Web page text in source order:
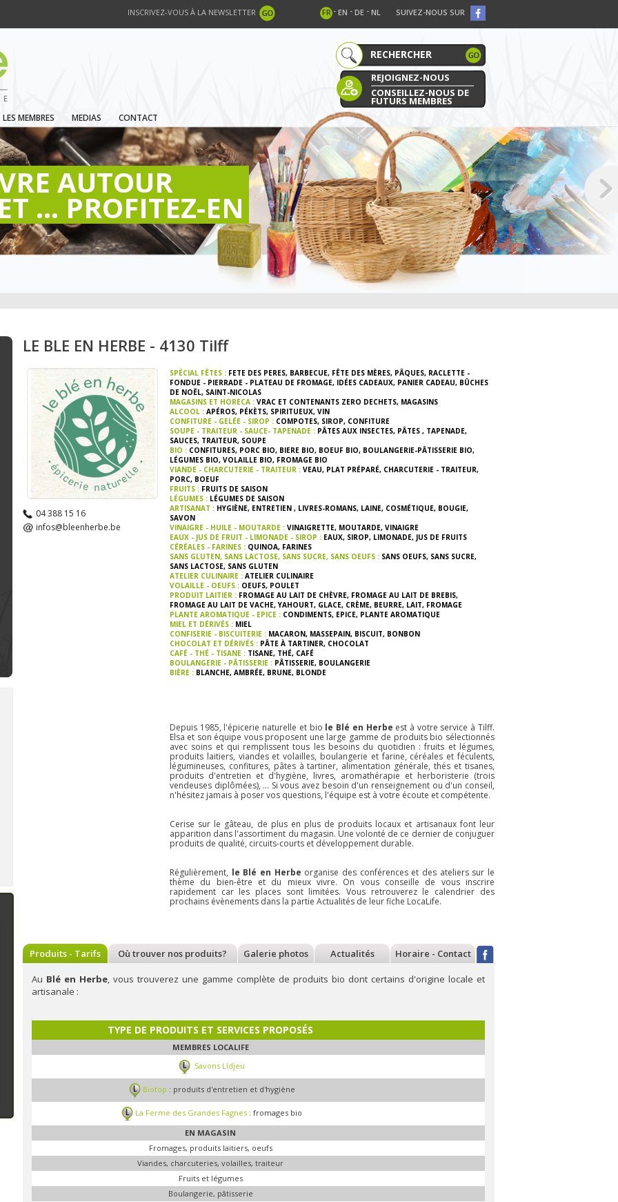
SUIVEZ-NOUS SUR
FR - EN - DE - NL
INSCRIVEZ-VOUS À LA NEWSLETTER
REJOIGNEZ-NOUS
CONSEILLEZ-NOUS DE
FUTURS MEMBRES
LES MEMBRES MEDIAS CONTACT
AUTOUR
... PROFITEZ-EN
Bienvenue à Deux pois, deux
mesures : epicerie
ecoresponsable à Nandrin
Située sur la route
du Condroz, près
Nandrin,Deux
mesures est une
épicerie
écoresponsable qui
propose des
d'hygiène et
d'entretien.
Conscientes de
l'impact n&ea
En savoir plus
Bienvenue aux Goffard Sisters :
pâtes artisanales aux oeufs,
vegan et aux insectes
Dans leur atelier de
Liège,les Goffard
Sistersproduisent
différentes gammes
de pâtes fraiches
ou sèches. Des
"classiques" aux
et une gamme un
peu plus sp&
En savoir plus
Bienvenue à Pipaillon :
confitures, tapenades,
chutneys
En savoir plus
LE BLE EN HERBE - 4130 Tilff
04 388 15 16
infos@bleenherbe.be
SPÉCIAL FÊTES : FETE DES PERES,BARBECUE,FÊTE DES MÈRES,PÂQUES,RACLETTE -
FONDUE - PIERRADE - PLATEAU DE FROMAGE,IDÉES CADEAUX,PANIER CADEAU,BÛCHES
DE NOËL,SAINT-NICOLAS
MAGASINS ET HORECA : VRAC ET CONTENANTS ZERO DECHETS,MAGASINS
ALCOOL : APÉROS,PÉKÈTS,SPIRITUEUX,VIN
CONFITURE - GELÉE - SIROP : COMPOTES,SIROP,CONFITURE
SOUPE - TRAITEUR - SAUCE- TAPENADE : PÂTES AUX INSECTES,PÂTES ,TAPENADE,
SAUCES,TRAITEUR,SOUPE
BIO : CONFITURES,PORC BIO,BIERE BIO,BOEUF BIO,BOULANGERIE-PÂTISSERIE BIO,
LÉGUMES BIO,VOLAILLE BIO,FROMAGE BIO
VIANDE - CHARCUTERIE - TRAITEUR : VEAU,PLAT PRÉPARÉ,CHARCUTERIE - TRAITEUR,
PORC,BOEUF
FRUITS : FRUITS DE SAISON
LÉGUMES : LÉGUMES DE SAISON
ARTISANAT : HYGIÈNE,ENTRETIEN ,LIVRES-ROMANS,LAINE,COSMÉTIQUE,BOUGIE,
SAVON
VINAIGRE - HUILE - MOUTARDE : VINAIGRETTE,MOUTARDE,VINAIGRE
EAUX - JUS DE FRUIT - LIMONADE - SIROP : EAUX,SIROP,LIMONADE,JUS DE FRUITS
CÉRÉALES - FARINES : QUINOA,FARINES
SANS GLUTEN, SANS LACTOSE, SANS SUCRE, SANS OEUFS : SANS OEUFS,SANS SUCRE,
SANS LACTOSE,SANS GLUTEN
ATELIER CULINAIRE : ATELIER CULINAIRE
VOLAILLE - OEUFS : OEUFS,POULET
PRODUIT LAITIER : FROMAGE AU LAIT DE CHÈVRE,FROMAGE AU LAIT DE BREBIS,
FROMAGE AU LAIT DE VACHE,YAHOURT,GLACE,CRÈME,BEURRE,LAIT,FROMAGE
PLANTE AROMATIQUE - EPICE : CONDIMENTS,EPICE,PLANTE AROMATIQUE
MIEL ET DÉRIVÉS : MIEL
CONFISERIE - BISCUITERIE : MACARON,MASSEPAIN,BISCUIT,BONBON
CHOCOLAT ET DÉRIVÉS : PÂTE À TARTINER,CHOCOLAT
CAFÉ - THÉ - TISANE : TISANE,THÉ,CAFÉ
BOULANGERIE - PÂTISSERIE : PÂTISSERIE,BOULANGERIE
BIÈRE : BLANCHE,AMBRÉE,BRUNE,BLONDE
Depuis 1985, l'épicerie naturelle et bio le Blé en Herbe est à votre service à Tilff.
Elsa et son équipe vous proposent une large gamme de produits bio sélectionnés
avec soins et qui remplissent tous les besoins du quotidien : fruits et légumes,
produits laitiers, viandes et volailles, boulangerie et farine, céréales et féculents,
légumineuses, confitures, pâtes à tartiner, alimentation générale, thés et tisanes,
produits d'entretien et d'hygiène, livres, aromathérapie et herboristerie (trois
vendeuses diplômées), ... Si vous avez besoin d'un renseignement ou d'un conseil,
n'hésitez jamais à poser vos questions, l'équipe est à votre écoute et compétente.
Cerise sur le gâteau, de plus en plus de produits locaux et artisanaux font leur
apparition dans l'assortiment du magasin. Une volonté de ce dernier de conjuguer
produits de qualité, circuits-courts et développement durable.
Régulièrement, le Blé en Herbe organise des conférences et des ateliers sur le
thème du bien-être et du mieux vivre. On vous conseille de vous inscrire
rapidement car les places sont limitées. Vous retrouverez le calendrier des
prochains évènements dans la partie Actualités de leur fiche LocaLife.
Produits - Tarifs Où trouver nos produits? Galerie photos Actualités Horaire - Contact
Au Blé en Herbe, vous trouverez une gamme complète de produits bio dont certains d'origine locale et
artisanale :
TYPE DE PRODUITS ET SERVICES PROPOSÉS
MEMBRES LOCALIFE
Savons Lîdjeu
Biotop : produits d'entretien et d'hygiène
La Ferme des Grandes Fagnes : fromages bio
EN MAGASIN
Fromages, produits laitiers, oeufs
Viandes, charcuteries, volailles, traiteur
Fruits et légumes
Boulangerie, pâtisserie